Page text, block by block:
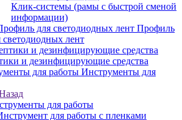
Клик-системы (рамы с быстрой сменой
информации)
Профиль
светодиодных лент
и дезинфицирующие средства
Инструменты для
для работы